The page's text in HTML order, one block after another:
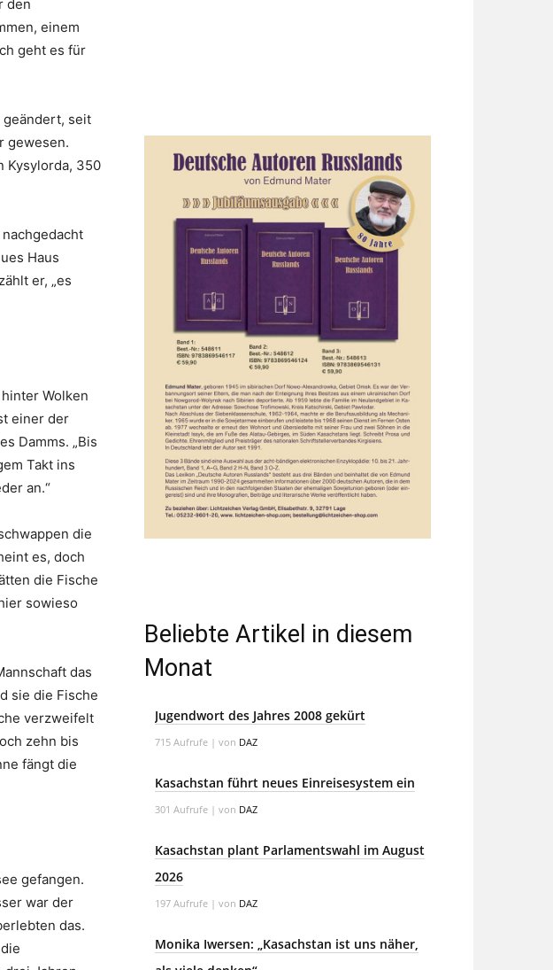
den
einem
geht es für
geändert, seit
gewesen.
Kysylorda, 350
Haus
er, „es
Wolken
einer der
Damms. „Bis
Takt ins
an.“
die
es, doch
die Fische
sowieso
das
sie die Fische
verzweifelt
zehn bis
fängt die
gefangen.
war der
das.
Beliebte Artikel in diesem
Monat
Jugendwort des Jahres 2008 gekürt
715 Aufrufe | von DAZ
Kasachstan führt neues Einreisesystem ein
301 Aufrufe | von DAZ
Kasachstan plant Parlamentswahl im August
2026
197 Aufrufe | von DAZ
Monika Iwersen: „Kasachstan ist uns näher,